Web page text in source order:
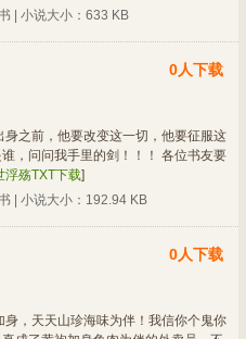
| 小说大小：633 KB
0人下载
之前，他要改变这一切，他要征服这
，问问我手里的剑！！！ 各位书友要
浮殇TXT下载]
| 小说大小：192.94 KB
0人下载
，天天山珍海味为伴！我信你个鬼你